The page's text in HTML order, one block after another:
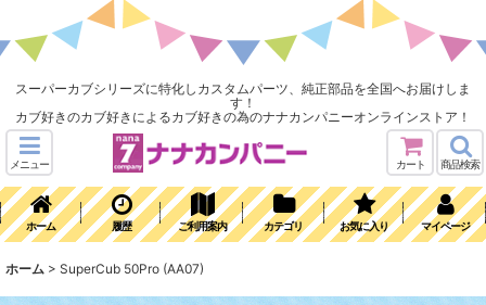
スーパーカブシリーズに特化しカスタムパーツ、純正部品を全国へお届けしま
す！
カブ好きのカブ好きによるカブ好きの為のナナカンパニーオンラインストア！
メニュー カート 商品検索
ホーム 履歴 ご利用案内 カテゴリ お気に入り マイページ
ホーム > SuperCub 50Pro (AA07)